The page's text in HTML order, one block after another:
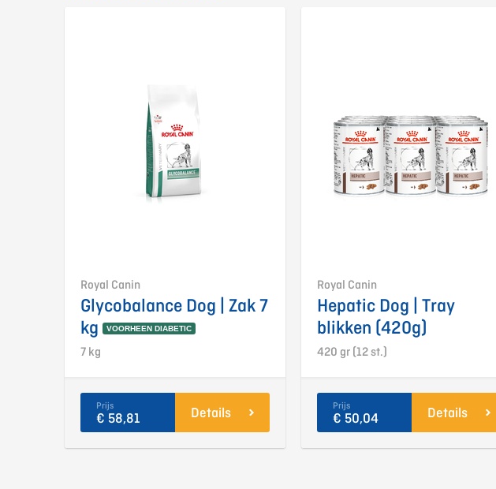
Royal Canin
Glycobalance Dog | Zak 7
kg
VOORHEEN DIABETIC
7 kg
Prijs
€ 58,81 Details
Royal Canin
Hepatic Dog | Tray
blikken (420g)
420 gr (12 st.)
Prijs
€ 50,04 Details